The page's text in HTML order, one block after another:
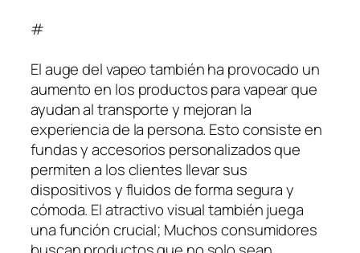
#
El auge del vapeo también ha provocado un
aumento en los productos para vapear que
ayudan al transporte y mejoran la
experiencia de la persona. Esto consiste en
fundas y accesorios personalizados que
permiten a los clientes llevar sus
dispositivos y fluidos de forma segura y
cómoda. El atractivo visual también juega
una función crucial; Muchos consumidores